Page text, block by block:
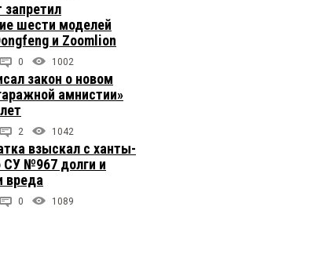
запретил
шести моделей
и Zoomlion
0 1002
закон о новом
амнистии»
2 1042
взыскал с ханты-
СУ №967 долги и
вреда
0 1089